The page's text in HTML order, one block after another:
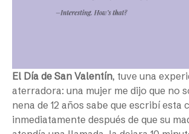
El Día de San Valentín, tuve una
aterradora: una mujer me dijo que no
nena de 12 años sabe que escribí esta
inmediatamente después de que su